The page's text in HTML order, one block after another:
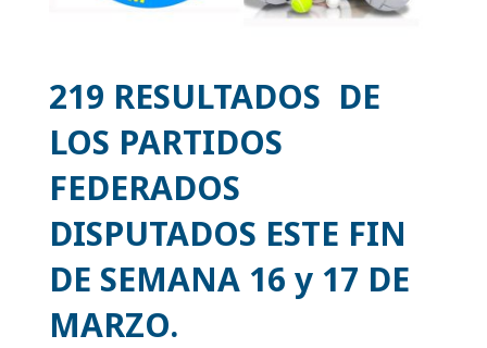
219 RESULTADOS DE
LOS PARTIDOS
FEDERADOS
DISPUTADOS ESTE FIN
DE SEMANA 16 y 17 DE
MARZO.